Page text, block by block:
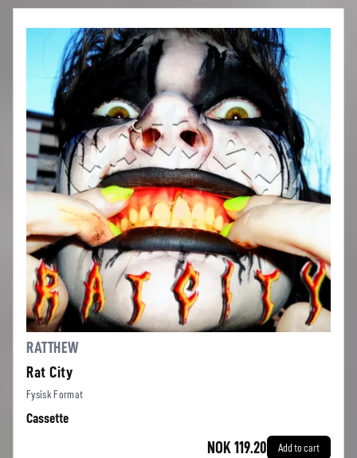
RATTHEW
Rat City
Fysisk Format
Cassette
NOK 119.20 Add to cart